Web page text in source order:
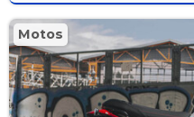
Motos